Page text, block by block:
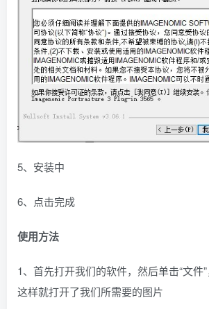
5、安装中
6、点击完成
使用方法
1、首先打开我们的软件，然后单击“文件”
这样就打开了我们所需要的图片